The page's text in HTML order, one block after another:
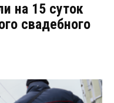
на 15 суток
свадебного